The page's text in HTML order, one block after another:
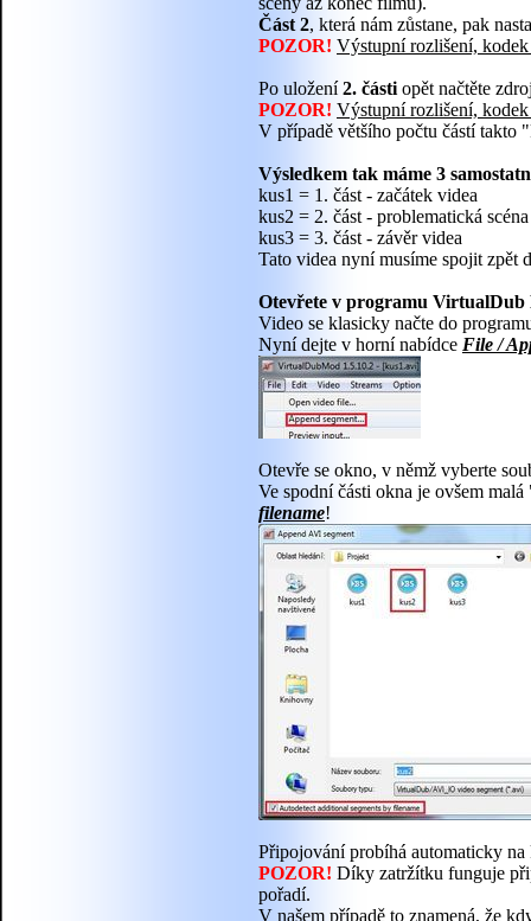
Část 2, která nám zůstane, pak
POZOR! Výstupní rozlišení,
Po uložení2. části opět načtěte
POZOR! Výstupní rozlišení,
V případě většího počtu částí takto
Výsledkem tak máme 3
kus1 = 1. část - začátek videa
kus2 = 2. část - problematická
kus3 = 3. část - závěr videa
Tato videa nyní musíme spojit zpět
Otevřete v programu
Video se klasicky načte do
Nyní dejte v horní nabídce File /
Otevře se okno, v němž vyberte
Ve spodní části okna je ovšem
filename!
Připojování probíhá automaticky na
POZOR! Díky zatržítku funguje
pořadí.
V našem případě to znamená, že